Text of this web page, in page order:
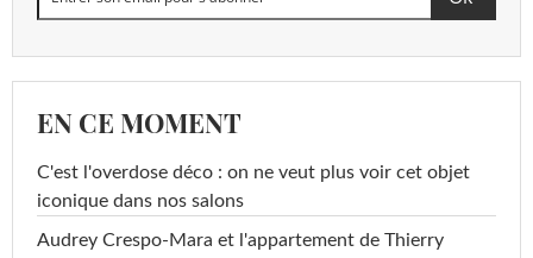
EN CE MOMENT
C'est l'overdose déco : on ne veut plus voir cet objet
iconique dans nos salons
Audrey Crespo-Mara et l'appartement de Thierry